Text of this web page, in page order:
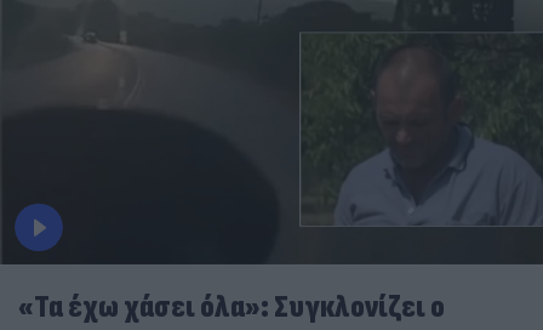
«Τα έχω χάσει όλα»: Συγκλονίζει ο